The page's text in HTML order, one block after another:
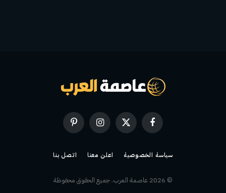
فيسبوك
X
(Twitter)
الانستغرامبينتيريست
سياسة الخصوصية اعلن معنا اتصل بنا
© 2026 عاصمة العرب. جميع الحقوق محفوظة